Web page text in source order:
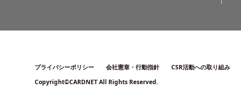
プライバシーポリシー 会社憲章・行動指針 CSR活動への取り組み
Copyright©CARDNET All Rights Reserved.